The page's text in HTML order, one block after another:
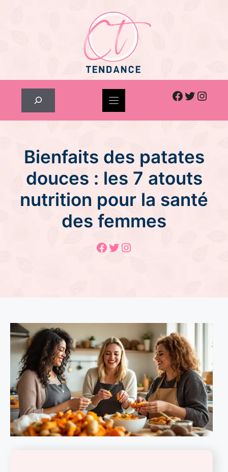
Facebook
Twitter
Bienfaits des patates
douces : les 7 atouts
nutrition pour la santé
des femmes
Facebook
Twitter
Instagram